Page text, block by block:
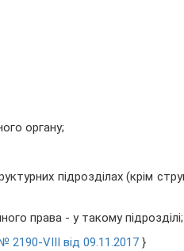
органу;
підрозділах (крім
права - у такому підрозділі;
2190-VIII від 09.11.2017 }